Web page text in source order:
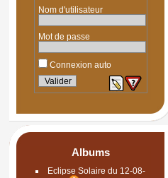
Nom d'utilisateur
Mot de passe
Connexion auto
Albums
Eclipse Solaire du 12-08-